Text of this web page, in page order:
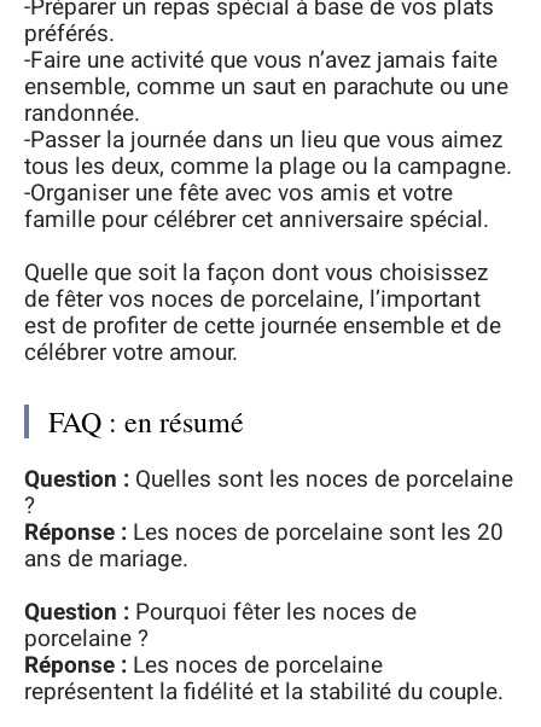
-Préparer un repas spécial à base de vos plats
préférés.
-Faire une activité que vous n’avez jamais faite
ensemble, comme un saut en parachute ou une
randonnée.
-Passer la journée dans un lieu que vous aimez
tous les deux, comme la plage ou la campagne.
-Organiser une fête avec vos amis et votre
famille pour célébrer cet anniversaire spécial.
Quelle que soit la façon dont vous choisissez
de fêter vos noces de porcelaine, l’important
est de profiter de cette journée ensemble et de
célébrer votre amour.
FAQ : en résumé
Question : Quelles sont les noces de porcelaine
?
Réponse : Les noces de porcelaine sont les 20
ans de mariage.
Question : Pourquoi fêter les noces de
porcelaine ?
Réponse : Les noces de porcelaine
représentent la fidélité et la stabilité du couple.